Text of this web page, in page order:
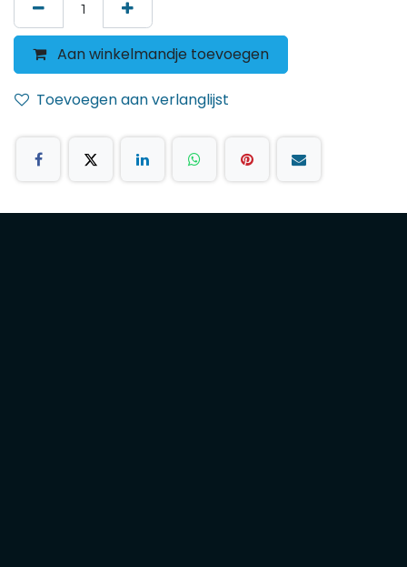
Aan winkelmandje toevoegen
Toevoegen aan verlanglijst